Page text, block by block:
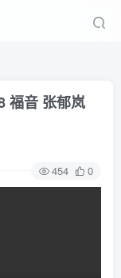
福音 张郁岚
454 0